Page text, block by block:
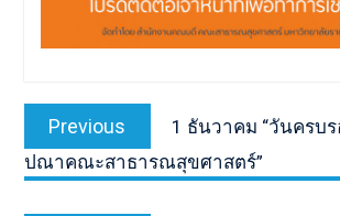
เมนู
นำทาง
เรื่อง
Previous
Previous
post:
1 ธันวาคม “วันครบ
ปณาคณะสาธารณสุขศาสตร์”